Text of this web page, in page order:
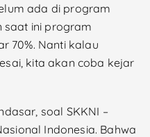
ada di program
saat ini program
70%. Nanti kalau
kita akan coba kejar
soal SKKNI –
Indonesia. Bahwa